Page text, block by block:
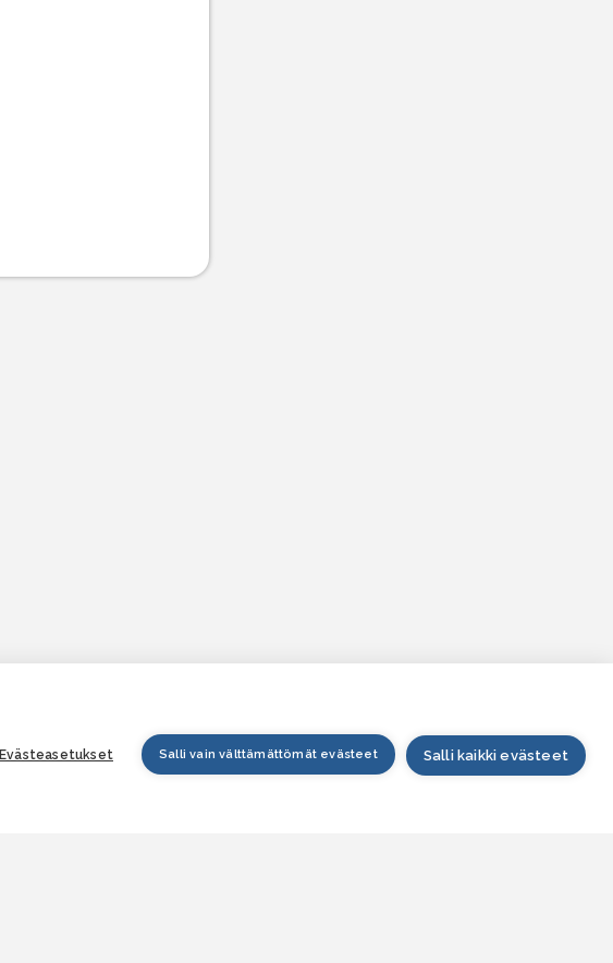
Evästeasetukset Salli vain välttämättömät evästeet Salli kaikki evästeet